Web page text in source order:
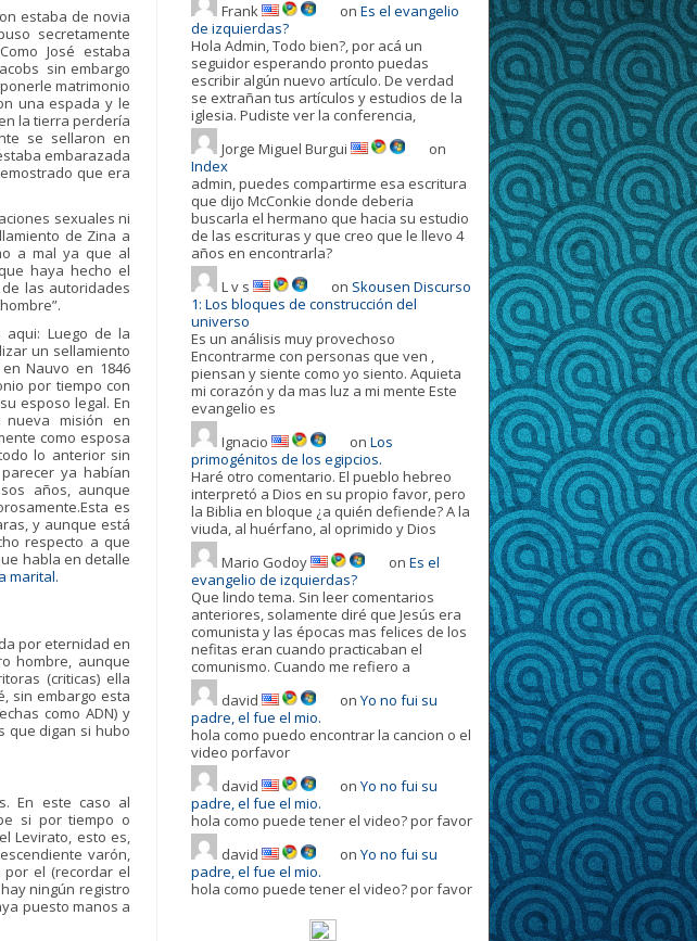
estaba de novia
secretamente
José estaba
sin embargo
matrimonio
una espada y le
la tierra perdería
se sellaron en
embarazada
que era
sexuales ni
de Zina a
a mal ya que al
haya hecho el
las autoridades
Luego de la
un sellamiento
Nauvo en 1846
por tiempo con
esposo legal. En
misión en
como esposa
lo anterior sin
ya habían
años, aunque
es
y aunque está
respecto a que
habla en detalle
marital.
por eternidad en
hombre, aunque
(criticas) ella
sin embargo esta
como ADN) y
que digan si hubo
En este caso al
si por tiempo o
Levirato, esto es,
varón,
el (recordar el
ningún registro
puesto manos a
Frank
on Es el evangelio
de izquierdas?
Hola Admin, Todo bien?, por acá un
seguidor esperando pronto puedas
escribir algún nuevo artículo. De verdad
se extrañan tus artículos y estudios de la
iglesia. Pudiste ver la conferencia,
Jorge Miguel Burgui
on
Index
admin, puedes compartirme esa escritura
que dijo McConkie donde deberia
buscarla el hermano que hacia su estudio
de las escrituras y que creo que le llevo 4
años en encontrarla?
L v s
on Skousen Discurso
1: Los bloques de construcción del
universo
Es un análisis muy provechoso
Encontrarme con personas que ven ,
piensan y siente como yo siento. Aquieta
mi corazón y da mas luz a mi mente Este
evangelio es
Ignacio
on Los
primogénitos de los egipcios.
Haré otro comentario. El pueblo hebreo
interpretó a Dios en su propio favor, pero
la Biblia en bloque ¿a quién defiende? A la
viuda, al huérfano, al oprimido y Dios
Mario Godoy
on Es el
evangelio de izquierdas?
Que lindo tema. Sin leer comentarios
anteriores, solamente diré que Jesús era
comunista y las épocas mas felices de los
nefitas eran cuando practicaban el
comunismo. Cuando me refiero a
david
on Yo no fui su
padre, el fue el mio.
hola como puedo encontrar la cancion o el
video porfavor
david
on Yo no fui su
padre, el fue el mio.
hola como puede tener el video? por favor
david
on Yo no fui su
padre, el fue el mio.
hola como puede tener el video? por favor